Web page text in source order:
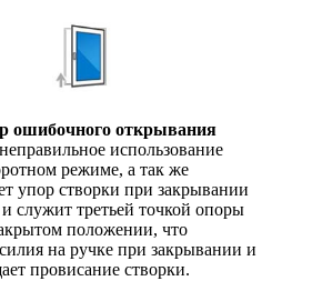
ошибочного открывания
использование
режиме, а так же
упор створки при закрывании
служит третьей точкой опоры
положении, что
на ручке при закрывании и
провисание створки.